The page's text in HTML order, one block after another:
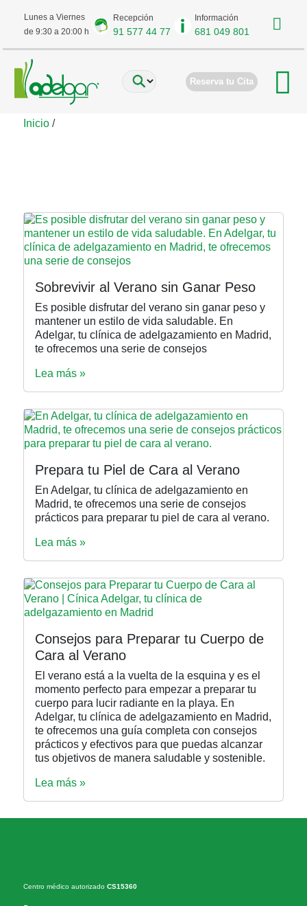
Lunes a Viernes
de 9:30 a 20:00 h
Recepción
91 577 44 77
Información
681 049 801
Reserva tu Cita
Inicio /
Sobrevivir al Verano sin Ganar Peso
Es posible disfrutar del verano sin ganar peso y
mantener un estilo de vida saludable. En
Adelgar, tu clínica de adelgazamiento en Madrid,
te ofrecemos una serie de consejos
Lea más »
Prepara tu Piel de Cara al Verano
En Adelgar, tu clínica de adelgazamiento en
Madrid, te ofrecemos una serie de consejos
prácticos para preparar tu piel de cara al verano.
Lea más »
Consejos para Preparar tu Cuerpo de
Cara al Verano
El verano está a la vuelta de la esquina y es el
momento perfecto para empezar a preparar tu
cuerpo para lucir radiante en la playa. En
Adelgar, tu clínica de adelgazamiento en Madrid,
te ofrecemos una guía completa con consejos
prácticos y efectivos para que puedas alcanzar
tus objetivos de manera saludable y sostenible.
Lea más »
Centro médico autorizadoCS15360